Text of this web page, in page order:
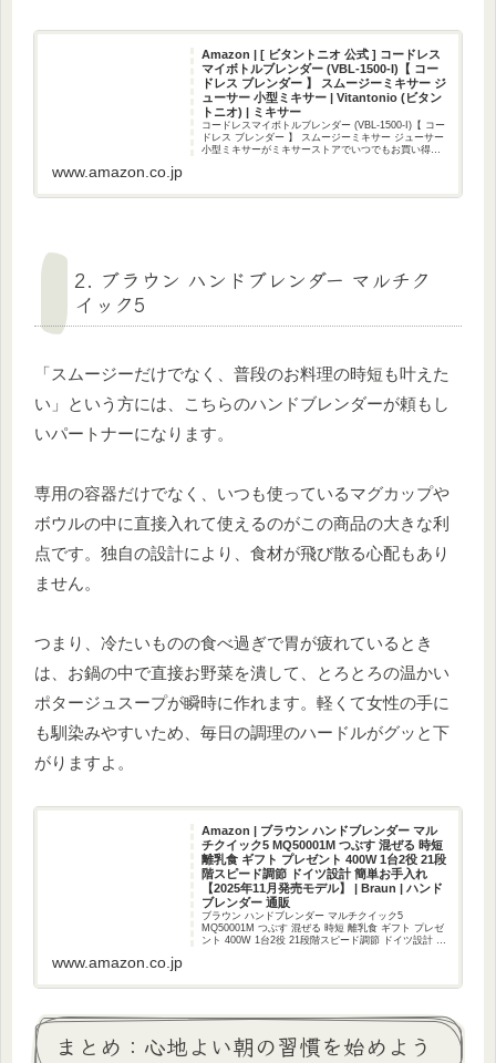
Amazon | [ ビタントニオ 公式 ] コードレス
マイボトルブレンダー (VBL-1500-I)【 コー
ドレス ブレンダー 】 スムージーミキサー ジ
ューサー 小型ミキサー | Vitantonio (ビタン
トニオ) | ミキサー
コードレスマイボトルブレンダー (VBL-1500-I)【 コー
ドレス ブレンダー 】 スムージーミキサー ジューサー
小型ミキサーがミキサーストアでいつでもお買い得。
www.amazon.co.jp
2. ブラウン ハンドブレンダー マルチク
イック5
「スムージーだけでなく、普段のお料理の時短も叶えた
い」という方には、こちらのハンドブレンダーが頼もし
いパートナーになります。
専用の容器だけでなく、いつも使っているマグカップや
ボウルの中に直接入れて使えるのがこの商品の大きな利
点です。独自の設計により、食材が飛び散る心配もあり
ません。
つまり、冷たいものの食べ過ぎで胃が疲れているとき
は、お鍋の中で直接お野菜を潰して、とろとろの温かい
ポタージュスープが瞬時に作れます。軽くて女性の手に
も馴染みやすいため、毎日の調理のハードルがグッと下
がりますよ。
Amazon | ブラウン ハンドブレンダー マル
チクイック5 MQ50001M つぶす 混ぜる 時短
離乳食 ギフト プレゼント 400W 1台2役 21段
階スピード調節 ドイツ設計 簡単お手入れ
【2025年11月発売モデル】 | Braun | ハンド
ブレンダー 通販
ブラウン ハンドブレンダー マルチクイック5
MQ50001M つぶす 混ぜる 時短 離乳食 ギフト プレゼ
ント 400W 1台2役 21段階スピード調節 ドイツ設計 簡
www.amazon.co.jp
まとめ：心地よい朝の習慣を始めよう